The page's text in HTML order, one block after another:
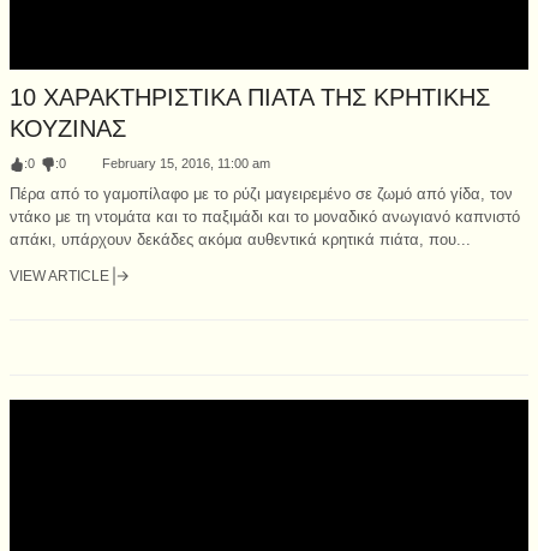
10 ΧΑΡΑΚΤΗΡΙΣΤΙΚΑ ΠΙΑΤΑ ΤΗΣ ΚΡΗΤΙΚΗΣ
ΚΟΥΖΙΝΑΣ
:0 :0 February 15, 2016, 11:00 am
Πέρα από το γαμοπίλαφο με το ρύζι μαγειρεμένο σε ζωμό από γίδα, τον
ντάκο με τη ντομάτα και το παξιμάδι και το μοναδικό ανωγιανό καπνιστό
απάκι, υπάρχουν δεκάδες ακόμα αυθεντικά κρητικά πιάτα, που...
VIEW ARTICLE